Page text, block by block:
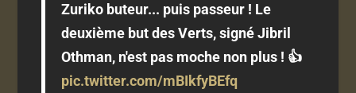
Zuriko buteur... puis passeur ! Le
deuxième but des Verts, signé Jibril
Othman, n'est pas moche non plus ! 👍
pic.twitter.com/mBIkfyBEfq